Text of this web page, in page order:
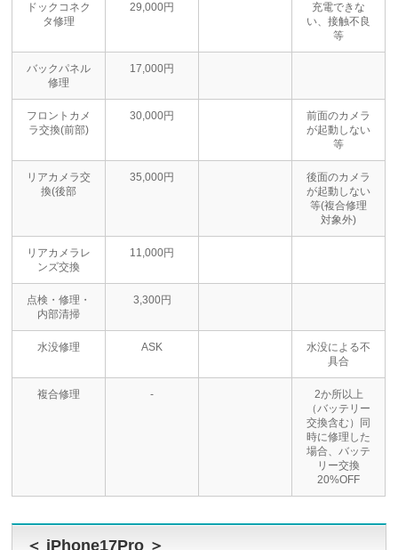
ドックコネク
タ修理
29,000円
充電できな
い、接触不良
等
バックパネル
修理
17,000円
フロントカメ
ラ交換(前部)
30,000円
前面のカメラ
が起動しない
等
リアカメラ交
換(後部
35,000円
後面のカメラ
が起動しない
等(複合修理
対象外)
リアカメラレ
ンズ交換
11,000円
点検・修理・
内部清掃
3,300円
水没修理 ASK
水没による不
具合
複合修理 -
2か所以上
（バッテリー
交換含む）同
時に修理した
場合、バッテ
リー交換
20%OFF
＜ iPhone17Pro ＞